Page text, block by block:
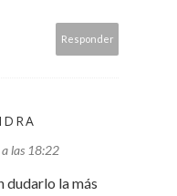
Responder
las 18:22
dudarlo la más